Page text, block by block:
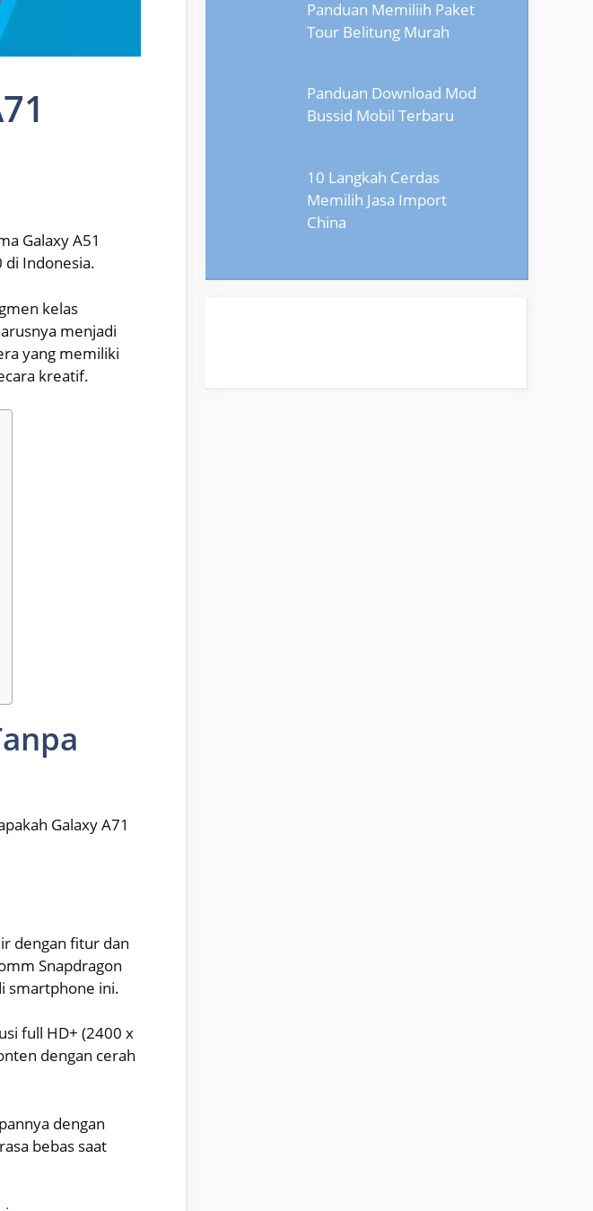
Galaxy A51
di Indonesia.
kelas
menjadi
yang memiliki
kreatif.
Galaxy A71
dengan fitur dan
Snapdragon
smartphone ini.
full HD+ (2400 x
dengan cerah
dengan
bebas saat
Panduan Memiliih Paket
Tour Belitung Murah
Panduan Download Mod
Bussid Mobil Terbaru
10 Langkah Cerdas
Memilih Jasa Import
China